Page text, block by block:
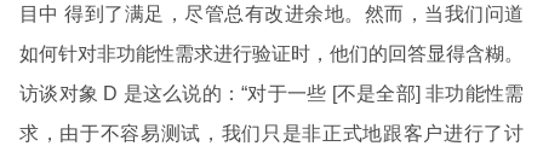
目中 得到了满足，尽管总有改进余地。然而，当我们问道
如何针对非功能性需求进行验证时，他们的回答显得含糊。
访谈对象 D 是这么说的：“对于一些 [不是全部] 非功能性需
求，由于不容易测试，我们只是非正式地跟客户进行了讨